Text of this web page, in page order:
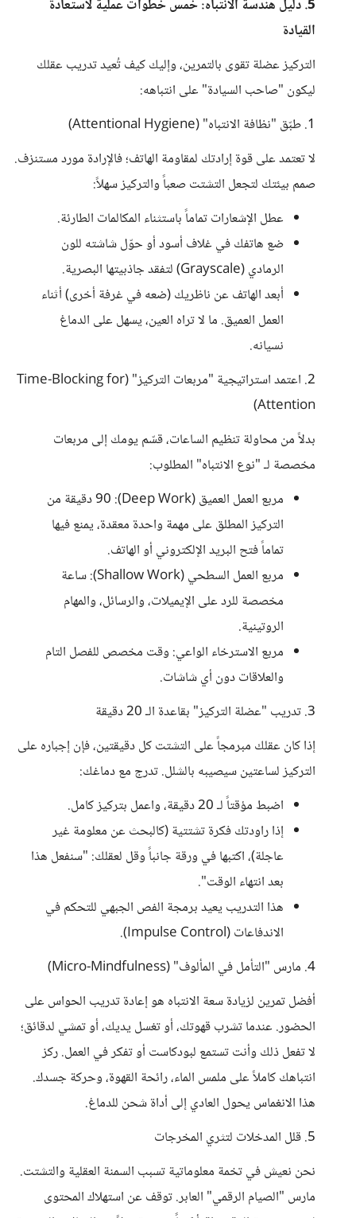
5. دليل هندسة الانتباه: خمس خطوات عملية لاستعادة
القيادة
التركيز عضلة تقوى بالتمرين، وإليك كيف تُعيد تدريب عقلك
ليكون "صاحب السيادة" على انتباهه:
1. طبّق "نظافة الانتباه" (Attentional Hygiene)
لا تعتمد على قوة إرادتك لمقاومة الهاتف؛ فالإرادة مورد مستنزف.
صمم بيئتك لتجعل التشتت صعباً والتركيز سهلاً:
عطل الإشعارات تماماً باستثناء المكالمات الطارئة.
ضع هاتفك في غلاف أسود أو حوّل شاشته للون
الرمادي (Grayscale) لتفقد جاذبيتها البصرية.
أبعد الهاتف عن ناظريك (ضعه في غرفة أخرى) أثناء
العمل العميق. ما لا تراه العين، يسهل على الدماغ
نسيانه.
2. اعتمد استراتيجية "مربعات التركيز" (Time-Blocking for
Attention)
بدلاً من محاولة تنظيم الساعات، قسّم يومك إلى مربعات
مخصصة لـ "نوع الانتباه" المطلوب:
مربع العمل العميق (Deep Work): 90 دقيقة من
التركيز المطلق على مهمة واحدة معقدة، يمنع فيها
تماماً فتح البريد الإلكتروني أو الهاتف.
مربع العمل السطحي (Shallow Work): ساعة
مخصصة للرد على الإيميلات، والرسائل، والمهام
الروتينية.
مربع الاسترخاء الواعي: وقت مخصص للفصل التام
والعلاقات دون أي شاشات.
3. تدريب "عضلة التركيز" بقاعدة الـ 20 دقيقة
إذا كان عقلك مبرمجاً على التشتت كل دقيقتين، فإن إجباره على
التركيز لساعتين سيصيبه بالشلل. تدرج مع دماغك:
اضبط مؤقتاً لـ 20 دقيقة، واعمل بتركيز كامل.
إذا راودتك فكرة تشتتية (كالبحث عن معلومة غير
عاجلة)، اكتبها في ورقة جانباً وقل لعقلك: "سنفعل هذا
بعد انتهاء الوقت".
هذا التدريب يعيد برمجة الفص الجبهي للتحكم في
الاندفاعات (Impulse Control).
4. مارس "التأمل في المألوف" (Micro-Mindfulness)
أفضل تمرين لزيادة سعة الانتباه هو إعادة تدريب الحواس على
الحضور. عندما تشرب قهوتك، أو تغسل يديك، أو تمشي لدقائق؛
لا تفعل ذلك وأنت تستمع لبودكاست أو تفكر في العمل. ركز
انتباهك كاملاً على ملمس الماء، رائحة القهوة، وحركة جسدك.
هذا الانغماس يحول العادي إلى أداة شحن للدماغ.
5. قلل المدخلات لتثري المخرجات
نحن نعيش في تخمة معلوماتية تسبب السمنة العقلية والتشتت.
مارس "الصيام الرقمي" العابر. توقف عن استهلاك المحتوى